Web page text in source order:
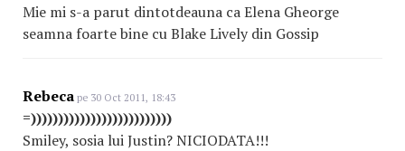
Mie mi s-a parut dintotdeauna ca Elena Gheorge
seamna foarte bine cu Blake Lively din Gossip
Rebeca pe 30 Oct 2011, 18:43
=))))))))))))))))))))))))))
Smiley, sosia lui Justin? NICIODATA!!!